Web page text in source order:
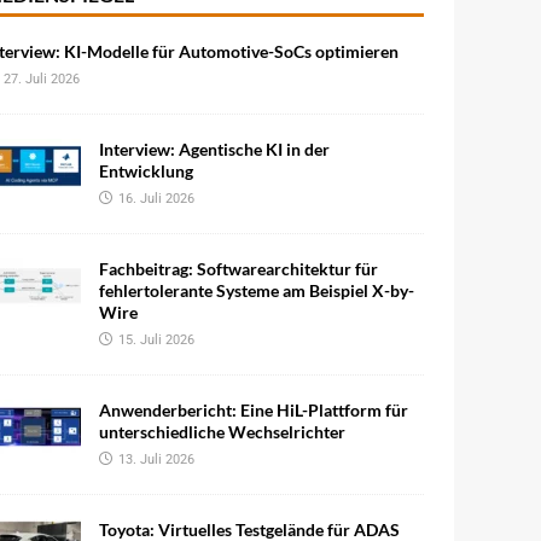
KI-Modelle für Automotive-SoCs optimieren
27. Juli 2026
Interview: Agentische KI in der
Entwicklung
16. Juli 2026
Fachbeitrag: Softwarearchitektur für
fehlertolerante Systeme am Beispiel X-by-
Wire
15. Juli 2026
Anwenderbericht: Eine HiL-Plattform für
unterschiedliche Wechselrichter
13. Juli 2026
Toyota: Virtuelles Testgelände für ADAS